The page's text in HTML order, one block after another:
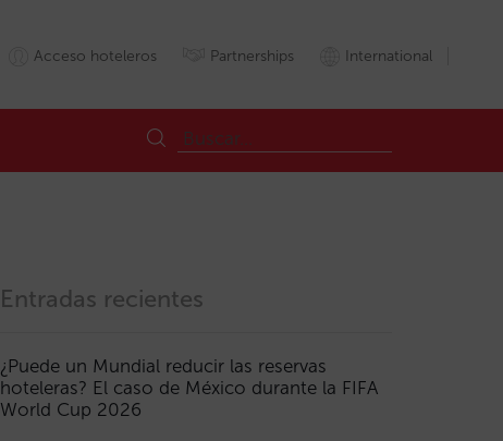
Acceso hoteleros Partnerships International
Entradas recientes
¿Puede un Mundial reducir las reservas
hoteleras? El caso de México durante la FIFA
World Cup 2026